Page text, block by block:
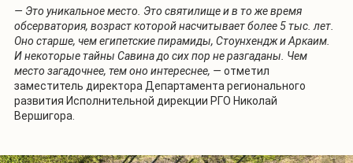
— Это уникальное место. Это святилище и в то же время
обсерватория, возраст которой насчитывает более 5 тыс. лет.
Оно старше, чем египетские пирамиды, Стоунхендж и Аркаим.
И некоторые тайны Савина до сих пор не разгаданы. Чем
место загадочнее, тем оно интереснее, — отметил
заместитель директора Департамента регионального
развития Исполнительной дирекции РГО Николай
Вершигора.